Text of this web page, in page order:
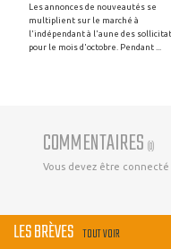
Les annonces de nouveautés se
multiplient sur le marché à
l'indépendant à l'aune des
pour le mois d'octobre. Pendant ...
COMMENTAIRES (0)
Vous devez être
LES BRÈVES TOUT VOIR